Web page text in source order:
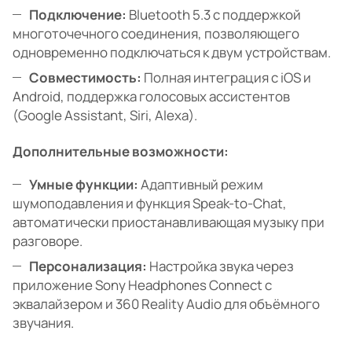
Подключение: Bluetooth 5.3 с поддержкой
многоточечного соединения, позволяющего
одновременно подключаться к двум устройствам.
Совместимость: Полная интеграция с iOS и
Android, поддержка голосовых ассистентов
(Google Assistant, Siri, Alexa).
Дополнительные возможности:
Умные функции: Адаптивный режим
шумоподавления и функция Speak-to-Chat,
автоматически приостанавливающая музыку при
разговоре.
Персонализация: Настройка звука через
приложение Sony Headphones Connect с
эквалайзером и 360 Reality Audio для объёмного
звучания.